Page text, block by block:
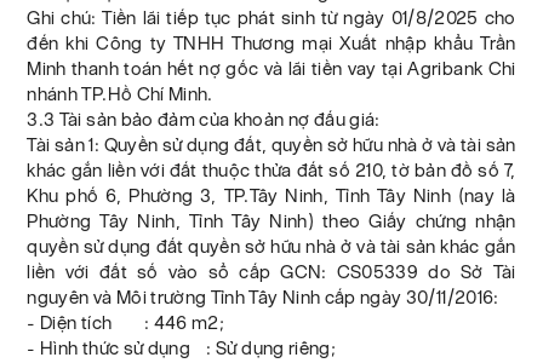
Ghi chú: Tiền lãi tiếp tục phát sinh từ ngày 01/8/2025 cho
đến khi Công ty TNHH Thương mại Xuất nhập khẩu Trần
Minh thanh toán hết nợ gốc và lãi tiền vay tại Agribank Chi
nhánh TP.Hồ Chí Minh.
3.3 Tài sản bảo đảm của khoản nợ đấu giá:
Tài sản 1: Quyền sử dụng đất, quyền sở hữu nhà ở và tài sản
khác gắn liền với đất thuộc thửa đất số 210, tờ bản đồ số 7,
Khu phố 6, Phường 3, TP.Tây Ninh, Tỉnh Tây Ninh (nay là
Phường Tây Ninh, Tỉnh Tây Ninh) theo Giấy chứng nhận
quyền sử dụng đất quyền sở hữu nhà ở và tài sản khác gắn
liền với đất số vào sổ cấp GCN: CS05339 do Sở Tài
nguyên và Môi trường Tỉnh Tây Ninh cấp ngày 30/11/2016:
- Diện tích : 446 m2;
- Hình thức sử dụng : Sử dụng riêng;